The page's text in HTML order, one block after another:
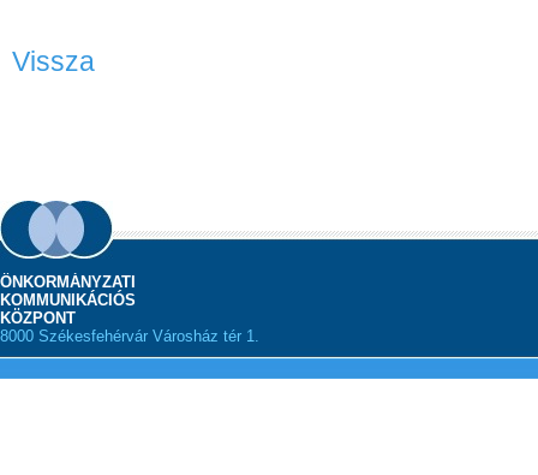
Vissza
ÖNKORMÁNYZATI
KOMMUNIKÁCIÓS
KÖZPONT
8000 Székesfehérvár Városház tér 1.